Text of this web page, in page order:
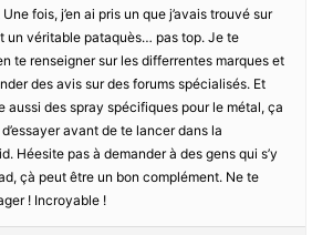
fois, j’en ai pris un que j’avais trouvé sur
un véritable pataquès… pas top. Je te
te renseigner sur les differrentes marques et
des avis sur des forums spécialisés. Et
aussi des spray spécifiques pour le métal, ça
avant de te lancer dans la
Héesite pas à demander à des gens qui s’y
çà peut être un bon complément. Ne te
! Incroyable !